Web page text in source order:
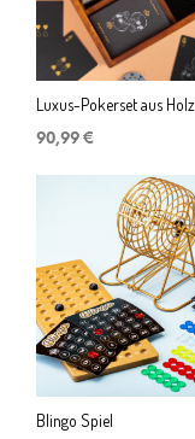
Luxus-Pokerset aus Holz
90,99 €
Blingo Spiel